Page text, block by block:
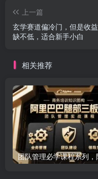
上一篇
玄学赛道偏冷门，但是收益
缺不低，适合新手小白
相关推荐